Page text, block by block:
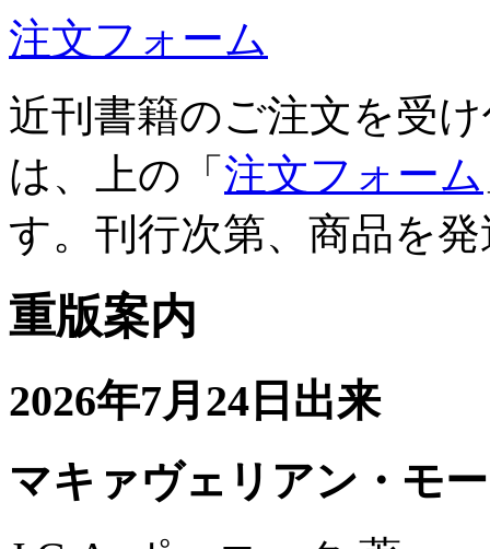
注文フォーム
近刊書籍のご注文を受
は、上の「 注文フォーム
す。刊行次第、商品を
重版案内
2026年7月24日出来
マキァヴェリアン・モ